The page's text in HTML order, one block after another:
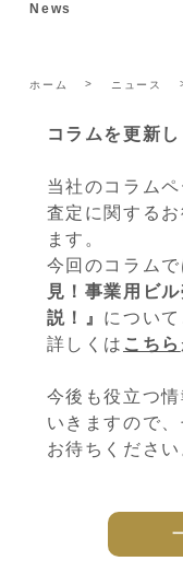
News
ホーム ニュース
コラムを更新し
当社のコラム
査定に関する
ます。
今回のコラムで
見！事業用ビ
説！』 について
詳しくは こちら
今後も役立つ
いきますので
お待ちください